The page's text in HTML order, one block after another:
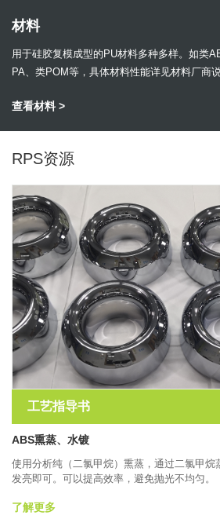
材料
用于硅胶复模成型的PU材料多种多样。如类
PA、类POM等，具体材料性能详见材料厂商
查看材料 >
RPS资源
工艺指导书
ABS熏蒸、水镀
使用分析纯（二氯甲烷）熏蒸，通过二氯甲烷
发亮即可。可以提高效率，避免抛光不均匀。
了解更多